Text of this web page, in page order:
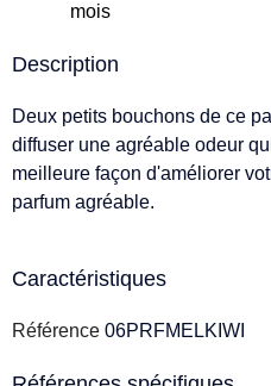
mois
Description
Deux petits bouchons de ce
diffuser une agréable odeur
meilleure façon d'améliorer
parfum agréable.
Caractéristiques
Référence 06PRFMELKIWI